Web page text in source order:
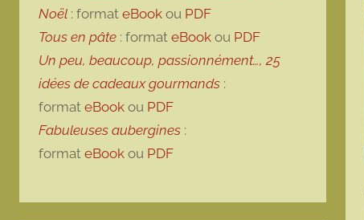
Noël : format eBook ou PDF
Tous en pâte : format eBook ou PDF
Un peu, beaucoup, passionnément…, 25
idées de cadeaux gourmands :
format eBook ou PDF
Fabuleuses aubergines :
format eBook ou PDF